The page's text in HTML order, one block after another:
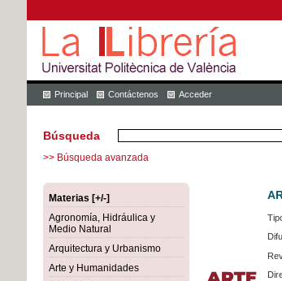
Principal Contáctenos Acceder
Búsqueda
>> Búsqueda avanzada
Materias [+/-]
Agronomía, Hidráulica y
Medio Natural
Arquitectura y Urbanismo
Arte y Humanidades